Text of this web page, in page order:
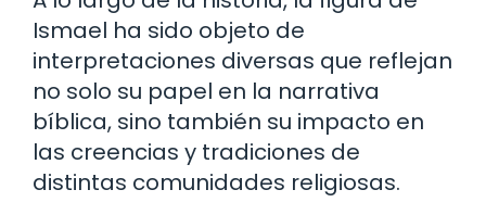
Ismael ha sido objeto de
interpretaciones diversas que reflejan
no solo su papel en la narrativa
bíblica, sino también su impacto en
las creencias y tradiciones de
distintas comunidades religiosas.